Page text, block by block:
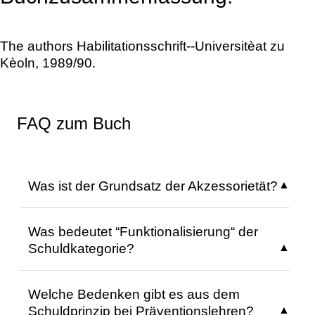
The authors Habilitationsschrift--Universitèat zu
Kèoln, 1989/90.
FAQ zum Buch
Was ist der Grundsatz der Akzessorietät?
dass die Teilnahme in einem
Abhängigkeitsverhältnis zur Haupttat steht.
doch der Gesetzgeber hat Spielraum für die
Was bedeutet “Funktionalisierung“ der
Schuldkategorie?
bezeichnet die Einflussnahme
kriminalpolitischer Strafzweckerwägungen
Welche Bedenken gibt es aus dem
Schuldprinzip bei Präventionslehren?